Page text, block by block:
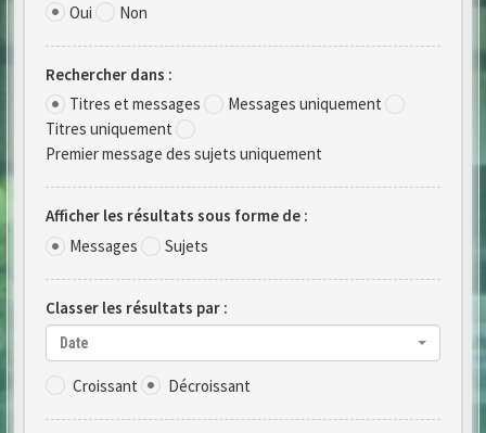
Oui
Non
Rechercher dans :
Titres et messages
Messages uniquement
Titres uniquement
Premier message des sujets uniquement
Afficher les résultats sous forme de :
Messages
Sujets
Classer les résultats par :
Date
Croissant Décroissant